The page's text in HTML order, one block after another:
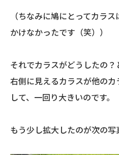
（ちなみに鳩にとってカラ
かけなかったです（笑））
それでカラスがどうしたの
右側に見えるカラスが他の
して、一回り大きいのです。
もう少し拡大したのが次の写